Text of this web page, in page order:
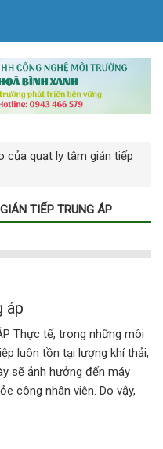
của quạt ly tâm gián tiếp
TIẾP TRUNG ÁP
áp
Thực tế, trong những môi
luôn tồn tại lượng khí thải,
sẽ ảnh hưởng đến máy
công nhân viên. Do vậy,